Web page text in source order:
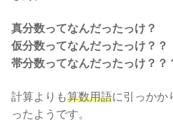
真分数ってなんだったっけ？
仮分数ってなんだったっけ？？
帯分数ってなんだったっけ？？
計算よりも算数用語に引っかか
ったようです。